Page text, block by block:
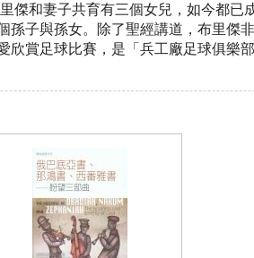
傑和妻子共育有三個女兒，如今都已
孫子與孫女。除了聖經講道，布里傑
欣賞足球比賽，是「兵工廠足球俱樂